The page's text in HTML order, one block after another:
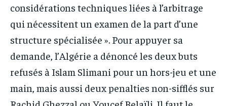
considérations techniques liées à l’arbitrage
qui nécessitent un examen de la part d’une
structure spécialisée ». Pour appuyer sa
demande, l’Algérie a dénoncé les deux buts
refusés à Islam Slimani pour un hors-jeu et une
main, mais aussi deux penalties non-sifflés sur